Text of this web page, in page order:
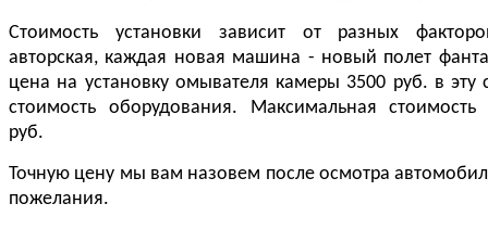
Стоимость установки зависит от разных
авторская, каждая новая машина - новый полет
цена на установку омывателя камеры 3500 руб. в эту
стоимость оборудования. Максимальная
руб.
Точную цену мы вам назовем после осмотра
пожелания.